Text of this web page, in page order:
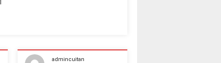
admincuitan